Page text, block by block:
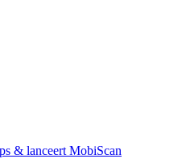
& lanceert MobiScan